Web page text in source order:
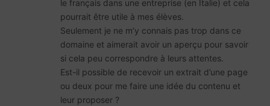
le français dans une entreprise (en Italie) et cela
pourrait être utile à mes élèves.
Seulement je ne m’y connais pas trop dans ce
domaine et aimerait avoir un aperçu pour savoir
si cela peu correspondre à leurs attentes.
Est-il possible de recevoir un extrait d’une page
ou deux pour me faire une idée du contenu et
leur proposer ?